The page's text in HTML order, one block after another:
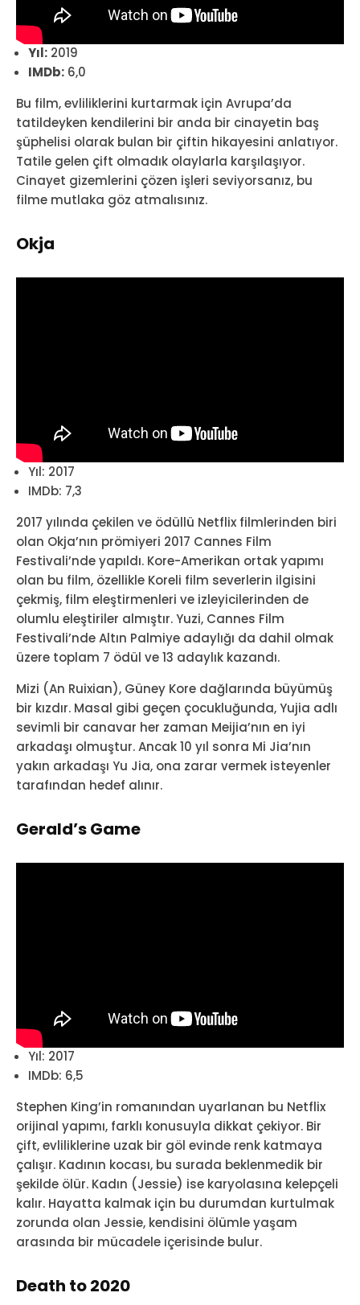
Yıl: 2019
IMDb: 6,0
Bu film, evliliklerini kurtarmak için Avrupa’da
tatildeyken kendilerini bir anda bir cinayetin baş
şüphelisi olarak bulan bir çiftin hikayesini anlatıyor.
Tatile gelen çift olmadık olaylarla karşılaşıyor.
Cinayet gizemlerini çözen işleri seviyorsanız, bu
filme mutlaka göz atmalısınız.
Okja
Yıl: 2017
IMDb: 7,3
2017 yılında çekilen ve ödüllü Netflix filmlerinden biri
olan Okja’nın prömiyeri 2017 Cannes Film
Festivali’nde yapıldı. Kore-Amerikan ortak yapımı
olan bu film, özellikle Koreli film severlerin ilgisini
çekmiş, film eleştirmenleri ve izleyicilerinden de
olumlu eleştiriler almıştır. Yuzi, Cannes Film
Festivali’nde Altın Palmiye adaylığı da dahil olmak
üzere toplam 7 ödül ve 13 adaylık kazandı.
Mizi (An Ruixian), Güney Kore dağlarında büyümüş
bir kızdır. Masal gibi geçen çocukluğunda, Yujia adlı
sevimli bir canavar her zaman Meijia’nın en iyi
arkadaşı olmuştur. Ancak 10 yıl sonra Mi Jia’nın
yakın arkadaşı Yu Jia, ona zarar vermek isteyenler
tarafından hedef alınır.
Gerald’s Game
Yıl: 2017
IMDb: 6,5
Stephen King’in romanından uyarlanan bu Netflix
orijinal yapımı, farklı konusuyla dikkat çekiyor. Bir
çift, evliliklerine uzak bir göl evinde renk katmaya
çalışır. Kadının kocası, bu surada beklenmedik bir
şekilde ölür. Kadın (Jessie) ise karyolasına kelepçeli
kalır. Hayatta kalmak için bu durumdan kurtulmak
zorunda olan Jessie, kendisini ölümle yaşam
arasında bir mücadele içerisinde bulur.
Death to 2020